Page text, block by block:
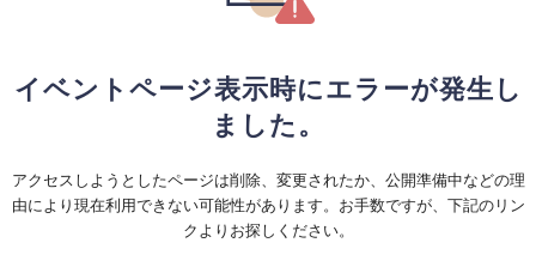
イベントページ表示時にエラーが発生し
ました。
アクセスしようとしたページは削除、変更されたか、公開準備中などの理
由により現在利用できない可能性があります。お手数ですが、下記のリン
クよりお探しください。